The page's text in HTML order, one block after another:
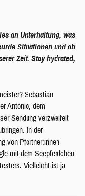
an Unterhaltung, was
Situationen und ab
Zeit. Stay hydrated,
Sebastian
Antonio, dem
Sendung verzweifelt
In der
von Pförtner:innen
mit dem Seepferdchen
Vielleicht ist ja